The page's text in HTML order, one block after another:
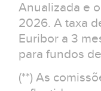
Anualizada e
2026. A taxa
Euribor a 3
para fundos
(**) As